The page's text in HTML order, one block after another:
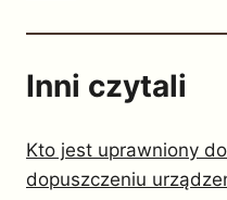
Inni czytali
Kto jest uprawniony
dopuszczeniu